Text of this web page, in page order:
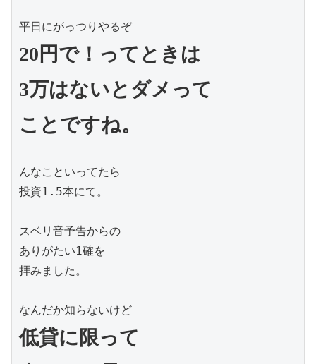
20円で！ってときは
3万はないとダメって
ことですね。
んなこといってたら
投資1.5本にて。
スベリ音予告からの
ありがたい1確を
拝みました。
低貸に限って